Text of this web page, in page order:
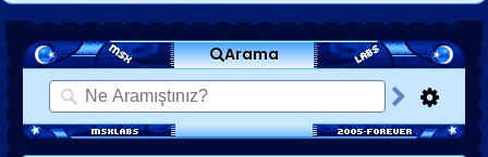
FORUMLAR
SORU-CEVAP
GÜNLÜKLER
SON MESAJLAR
Arama